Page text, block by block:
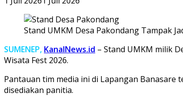
Stand UMKM Desa Pakondang Tampak
SUMENEP, KanalNews.id – Stand UMKM milik
Wisata Fest 2026.
Pantauan tim media ini di Lapangan
disediakan panitia.